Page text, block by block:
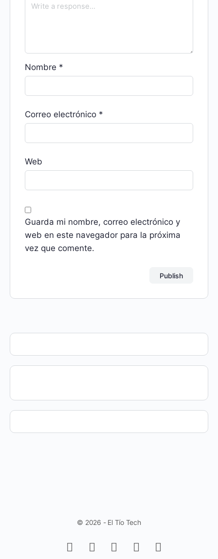
Nombre *
Correo electrónico *
Web
Guarda mi nombre, correo electrónico y
web en este navegador para la próxima
vez que comente.
© 2026 - El Tío Tech